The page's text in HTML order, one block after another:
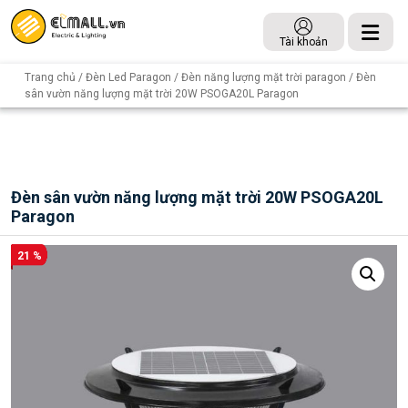
Tài khoản
Trang chủ / Đèn Led Paragon / Đèn năng lượng mặt trời paragon / Đèn
sân vườn năng lượng mặt trời 20W PSOGA20L Paragon
Đèn sân vườn năng lượng mặt trời 20W PSOGA20L
Paragon
21 %